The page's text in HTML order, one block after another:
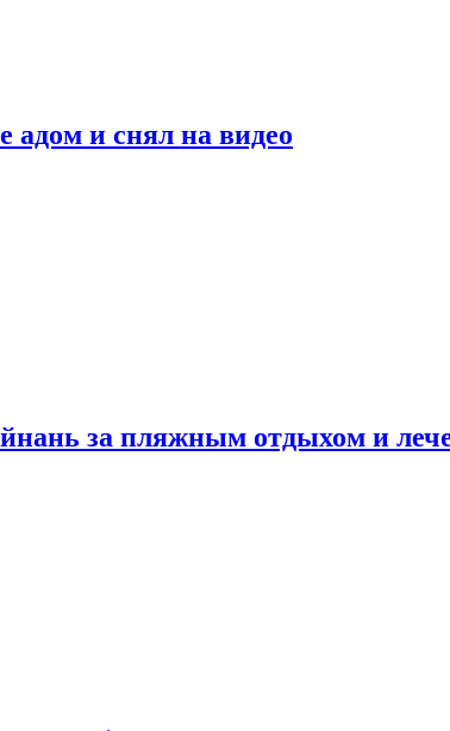
адом и снял на видео
за пляжным отдыхом и